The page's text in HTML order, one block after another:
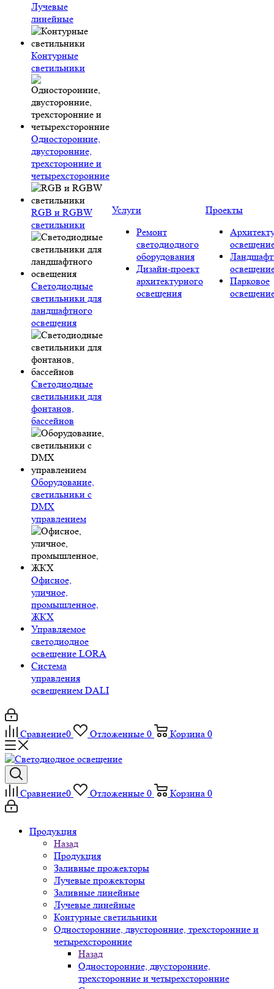
Лучевые
линейные
Контурные
светильники
Односторонние,
двусторонние,
трехсторонние и
четырехсторонние
RGB и RGBW
светильники
Светодиодные
светильники для
ландшафтного
освещения
Светодиодные
светильники для
фонтанов,
бассейнов
Оборудование,
светильники с
DMX
управлением
Офисное,
уличное,
промышленное,
ЖКХ
Управляемое
светодиодное
освещение LORA
Система
управления
освещением DALI
Услуги
Ремонт
светодиодного
оборудования
Дизайн-проект
архитектурного
освещения
Проекты
Парковое
Сравнение0 Отложенные 0 Корзина 0
Сравнение0 Отложенные 0 Корзина 0
Продукция
Назад
Продукция
Заливные прожекторы
Лучевые прожекторы
Заливные линейные
Лучевые линейные
Контурные светильники
Односторонние, двусторонние, трехсторонние и
четырехсторонние
Назад
Односторонние, двусторонние,
трехсторонние и четырехсторонние